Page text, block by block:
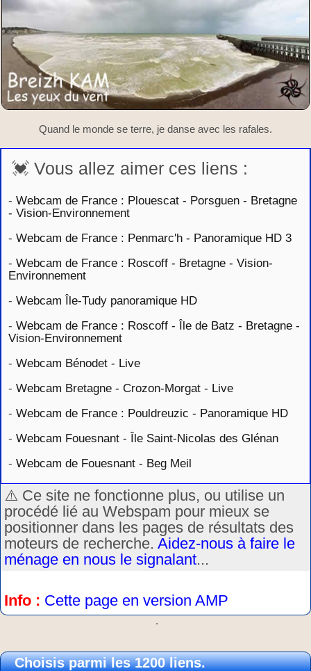
Quand le monde se terre, je danse avec les rafales.
💓 Vous allez aimer ces liens :
- Webcam de France : Plouescat - Porsguen - Bretagne
- Vision-Environnement
- Webcam de France : Penmarc'h - Panoramique HD 3
- Webcam de France : Roscoff - Bretagne - Vision-
Environnement
- Webcam Île-Tudy panoramique HD
- Webcam de France : Roscoff - Île de Batz - Bretagne -
Vision-Environnement
- Webcam Bénodet - Live
- Webcam Bretagne - Crozon-Morgat - Live
- Webcam de France : Pouldreuzic - Panoramique HD
- Webcam Fouesnant - Île Saint-Nicolas des Glénan
- Webcam de Fouesnant - Beg Meil
⚠️ Ce site ne fonctionne plus, ou utilise un
procédé lié au Webspam pour mieux se
positionner dans les pages de résultats des
moteurs de recherche. Aidez-nous à faire le
ménage en nous le signalant...
Info : Cette page en version AMP
.
Choisis parmi les 1200 liens.